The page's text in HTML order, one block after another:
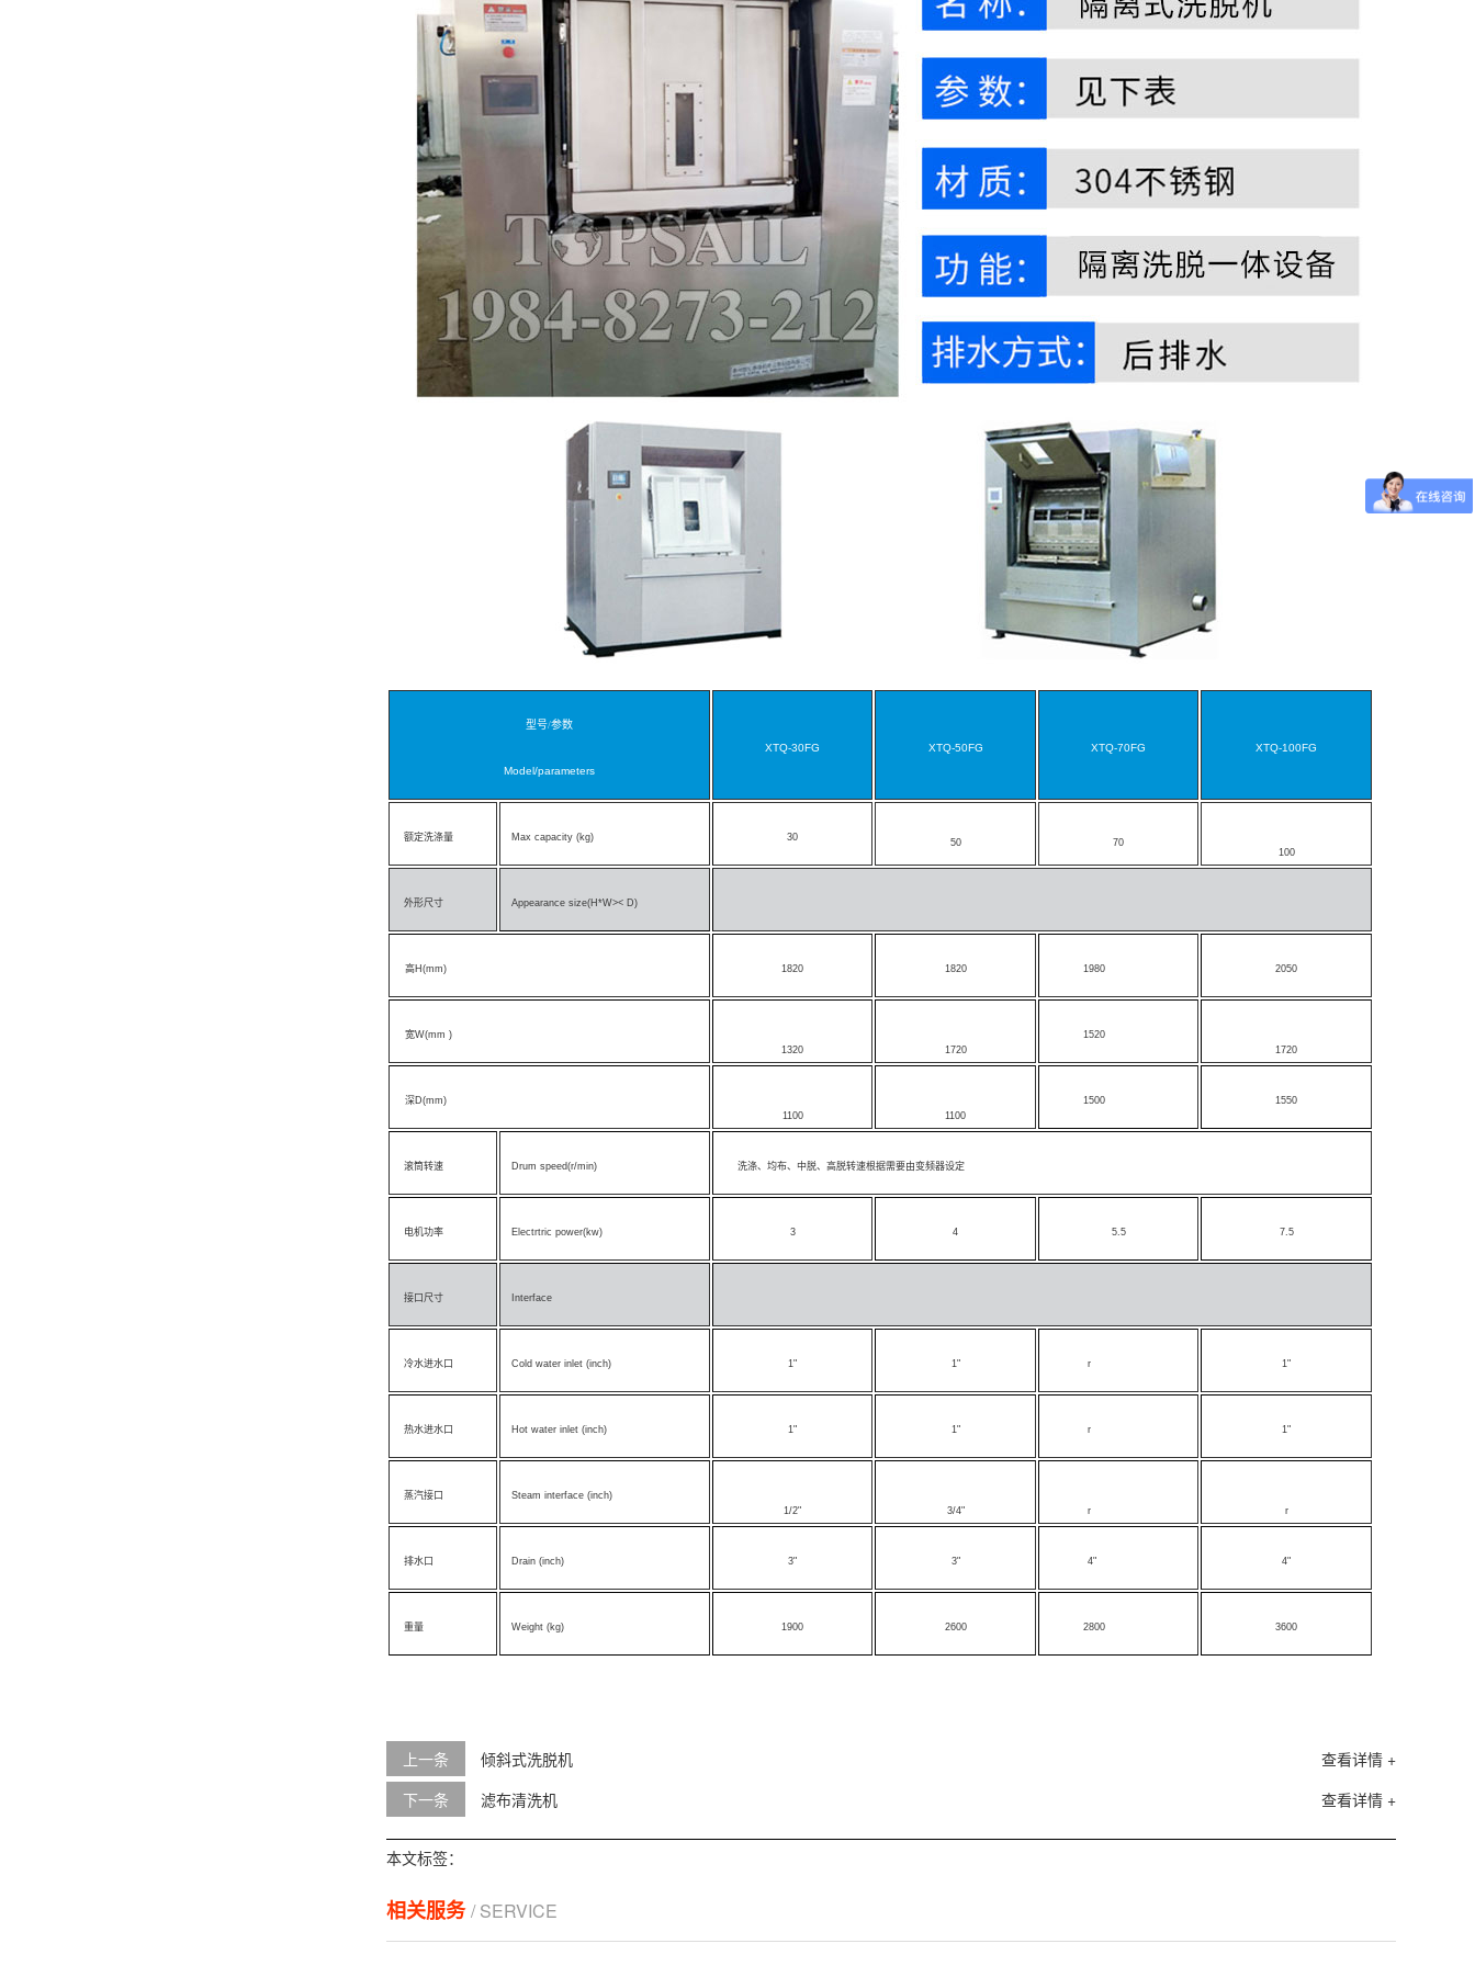
型号/参数
Model/parameters
XTQ-30FG XTQ-50FG XTQ-70FG XTQ-100FG
额定洗涤量 Max capacity (kg) 30 50
70
100
外形尺寸 Appearance size(H*W>< D)
高H(mm) 1820 1820 1980 2050
宽W(mm )
1320
1720
1520
1720
深D(mm)
1100
1100
1500 1550
滚筒转速 Drum speed(r/min) 洗涤、均布、中脱、高脱转速根据需要由变频器设定
电机功率 Electrtric power(kw) 3 4 5.5 7.5
接口尺寸 Interface
冷水进水口 Cold water inlet (inch) 1" 1" r 1"
热水进水口 Hot water inlet (inch) 1" 1" r 1"
蒸汽接口
Steam interface (inch)
1/2"
3/4" r r
排水口 Drain (inch) 3" 3" 4" 4"
重量 Weight (kg) 1900 2600 2800 3600
上一条 查看详情 +
倾斜式洗脱机
下一条
查看详情 +
滤布清洗机
本文标签：
相关服务/ SERVICE